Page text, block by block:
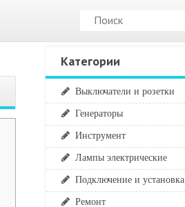
Категории
Выключатели и розетки
Генераторы
Инструмент
Лампы электрические
Подключение и установка
Ремонт